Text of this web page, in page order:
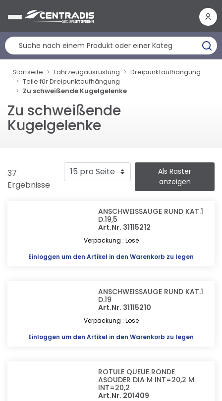
Startseite Fahrzeugausrüstung
Dreipunktaufhängung
Teile für Dreipunktaufhängung
Zu schweißende Kugelgelenke
Zu schweißende
Kugelgelenke
37
Ergebnisse
Als Raster
anzeigen
ANSCHWEISSAUGE RUND KAT.1
D.19,5
Art.Nr. 31115212
Verpackung : Lose
Einloggen um den Artikel in den Warenkorb zu legen
ANSCHWEISSAUGE RUND KAT.1
D.19
Art.Nr. 31115210
Verpackung : Lose
Einloggen um den Artikel in den Warenkorb zu legen
ROTULE QUEUE RONDE
ASOUDER DIA M INT=20,2 M
INT=20,2
Art.Nr. 201409